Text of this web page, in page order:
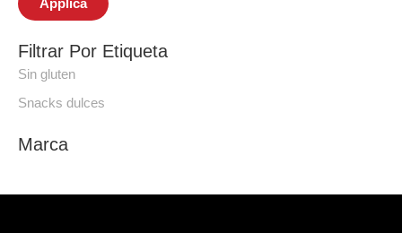
Applica
Filtrar Por Etiqueta
Sin gluten
Snacks dulces
Marca